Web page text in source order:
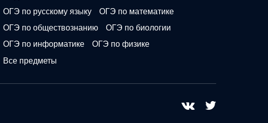
ОГЭ по русскому языку
ОГЭ по математике
ОГЭ по обществознанию
ОГЭ по биологии
ОГЭ по информатике
ОГЭ по физике
Все предметы